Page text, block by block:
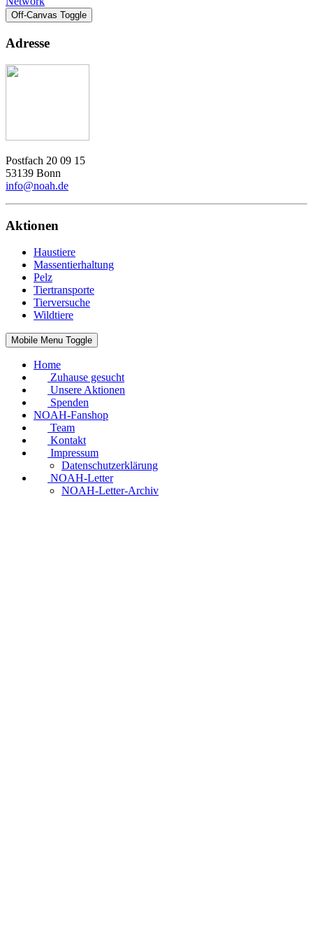
Off-Canvas Toggle
Adresse
Postfach 20 09 15
53139 Bonn
info@noah.de
Aktionen
Haustiere
Massentierhaltung
Pelz
Tiertransporte
Tierversuche
Wildtiere
Mobile Menu Toggle
Home
Zuhause gesucht
Unsere Aktionen
Spenden
NOAH-Fanshop
Team
Kontakt
Impressum
Datenschutzerklärung
NOAH-Letter
NOAH-Letter-Archiv